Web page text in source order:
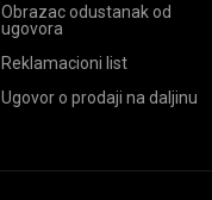
Obrazac odustanak od
ugovora
Reklamacioni list
Ugovor o prodaji na daljinu